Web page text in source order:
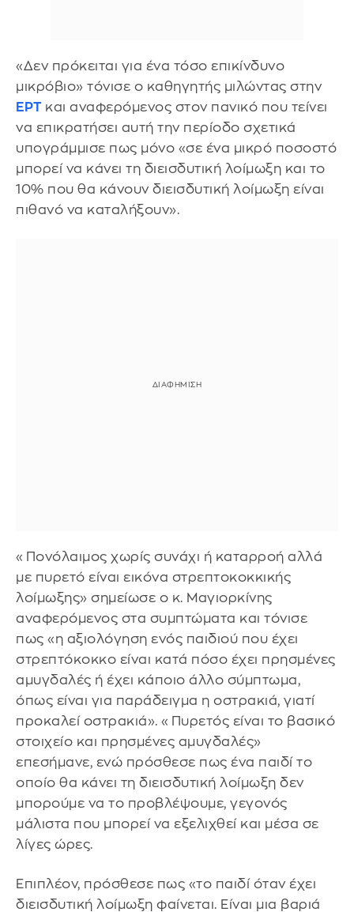
«Δεν πρόκειται για ένα τόσο επικίνδυνο
μικρόβιο» τόνισε ο καθηγητής μιλώντας στην
ΕΡΤ και αναφερόμενος στον πανικό που τείνει
να επικρατήσει αυτή την περίοδο σχετικά
υπογράμμισε πως μόνο «σε ένα μικρό ποσοστό
μπορεί να κάνει τη διεισδυτική λοίμωξη και το
10% που θα κάνουν διεισδυτική λοίμωξη είναι
πιθανό να καταλήξουν».
«Πονόλαιμος χωρίς συνάχι ή καταρροή αλλά
με πυρετό είναι εικόνα στρεπτοκοκκικής
λοίμωξης» σημείωσε ο κ. Μαγιορκίνης
αναφερόμενος στα συμπτώματα και τόνισε
πως «η αξιολόγηση ενός παιδιού που έχει
στρεπτόκοκκο είναι κατά πόσο έχει πρησμένες
αμυγδαλές ή έχει κάποιο άλλο σύμπτωμα,
όπως είναι για παράδειγμα η οστρακιά, γιατί
προκαλεί οστρακιά». «Πυρετός είναι το βασικό
στοιχείο και πρησμένες αμυγδαλές»
επεσήμανε, ενώ πρόσθεσε πως ένα παιδί το
οποίο θα κάνει τη διεισδυτική λοίμωξη δεν
μπορούμε να το προβλέψουμε, γεγονός
μάλιστα που μπορεί να εξελιχθεί και μέσα σε
λίγες ώρες.
Επιπλέον, πρόσθεσε πως «το παιδί όταν έχει
διεισδυτική λοίμωξη φαίνεται. Είναι μια βαριά